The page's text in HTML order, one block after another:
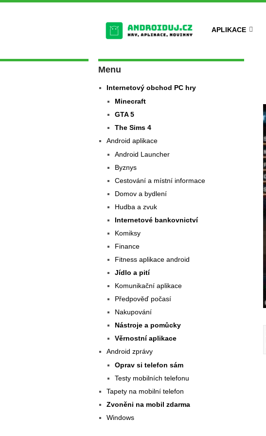
APLIKACE
Menu
Internetový obchod PC hry
Minecraft
GTA 5
The Sims 4
Android aplikace
Android Launcher
Byznys
Cestování a místní informace
Domov a bydlení
Hudba a zvuk
Internetové bankovnictví
Komiksy
Finance
Fitness aplikace android
Jídlo a pití
Komunikační aplikace
Předpověď počasí
Nakupování
Nástroje a pomůcky
Věrnostní aplikace
Android zprávy
Oprav si telefon sám
Testy mobilních telefonu
Tapety na mobilní telefon
Zvoněni na mobil zdarma
Windows